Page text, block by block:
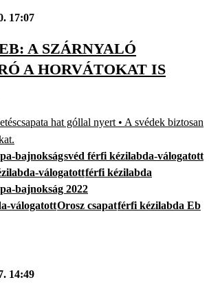
17:07
A SZÁRNYALÓ
A HORVÁTOKAT IS
hat góllal nyert • A svédek biztosan
bajnokságsvéd férfi kézilabda-válogatott
válogatottférfi kézilabda
bajnokság 2022
válogatottOrosz csapatférfi kézilabda Eb
14:49